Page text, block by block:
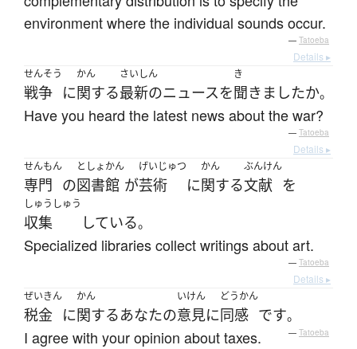
environment where the individual sounds occur.
— Tatoeba
Details ▸
せんそう
戦争 に
かん
関する
さいしん
最新のニュースを
き
聞きましたか。
Have you heard the latest news about the war?
— Tatoeba
Details ▸
せんもん
専門 の
としょかん
図書館 が
げいじゅつ
芸術 に
かん
関する
ぶんけん
文献 を
しゅうしゅう
収集 している。
Specialized libraries collect writings about art.
— Tatoeba
Details ▸
ぜいきん
税金 に
かん
関するあなたの
いけん
意見に
どうかん
同感 です。
I agree with your opinion about taxes. — Tatoeba